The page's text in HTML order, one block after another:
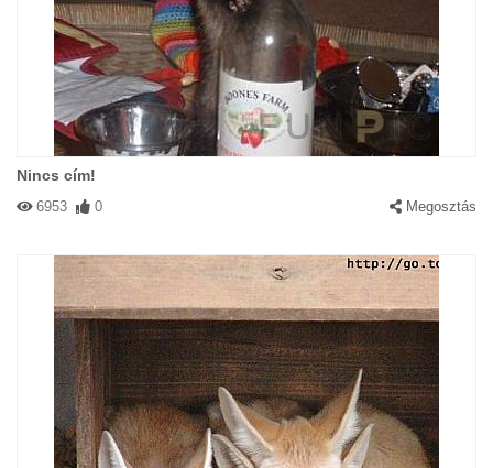
#3514 Greg|2002-12-15 00:00:00| Válasz
volna édesem!"- így a férj
#2341 Judy7|2002-11-30 00:00:00| Válasz
Disznók a férfiak!
Nincs cím!
6953 0 Megosztás